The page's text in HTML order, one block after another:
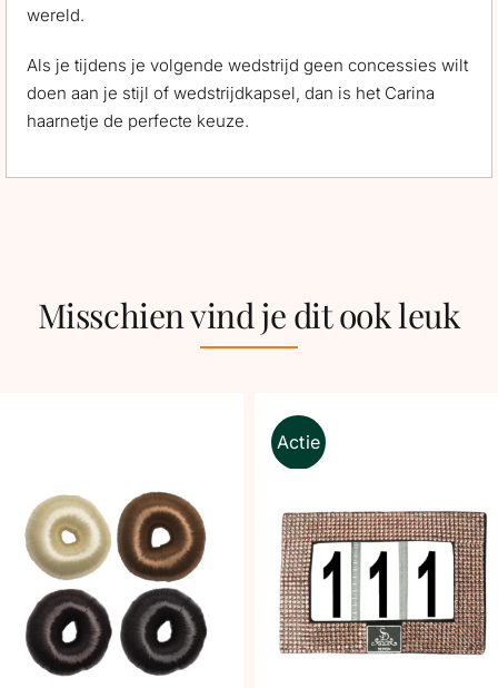
wereld.
Als je tijdens je volgende wedstrijd geen concessies wilt
doen aan je stijl of wedstrijdkapsel, dan is het Carina
haarnetje de perfecte keuze.
Misschien vind je dit ook leuk
Actie